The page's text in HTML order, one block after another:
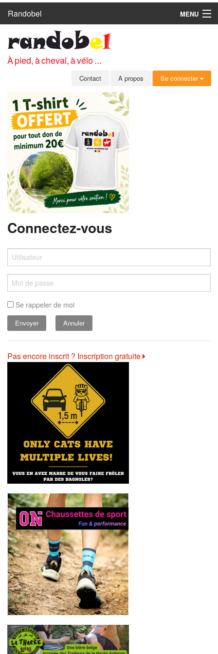
Randobel
MENU
CIRCUITS
CLUBS
MEMBRES
SE CONNECTER
INSCRIPTION GRATUITE
MOT DE PASSE OUBLIÉ
À pied, à cheval, à vélo ...
Contact A propos Se connecter
Connectez-vous
Se rappeler de moi
Annuler
Pas encore inscrit ? Inscription gratuite